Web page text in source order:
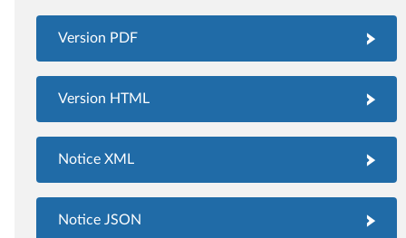
Version PDF
Version HTML
Notice XML
Notice JSON